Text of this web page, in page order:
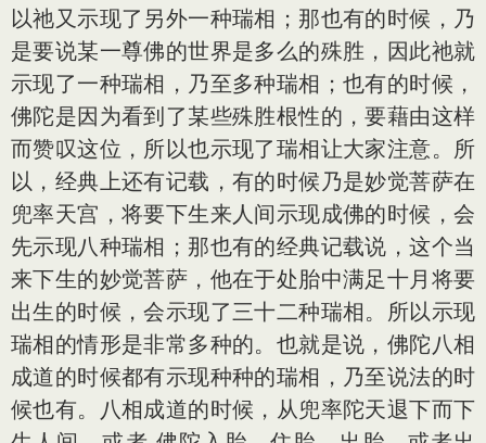
以祂又示现了另外一种瑞相；那也有的时候，乃
是要说某一尊佛的世界是多么的殊胜，因此祂就
示现了一种瑞相，乃至多种瑞相；也有的时候，
佛陀是因为看到了某些殊胜根性的，要藉由这样
而赞叹这位，所以也示现了瑞相让大家注意。所
以，经典上还有记载，有的时候乃是妙觉菩萨在
兜率天宫，将要下生来人间示现成佛的时候，会
先示现八种瑞相；那也有的经典记载说，这个当
来下生的妙觉菩萨，他在于处胎中满足十月将要
出生的时候，会示现了三十二种瑞相。所以示现
瑞相的情形是非常多种的。也就是说，佛陀八相
成道的时候都有示现种种的瑞相，乃至说法的时
候也有。八相成道的时候，从兜率陀天退下而下